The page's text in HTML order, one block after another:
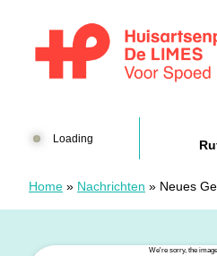
Loading
Home » Nachrichten » Neues